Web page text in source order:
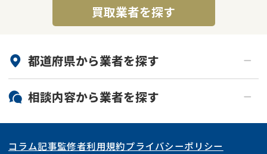
買取業者を探す
都道府県から業者を探す
北海道・東北
北海道 青森県
関東
相談内容から業者を探す
コラム記事監修者利用規約プライバシーポリシー